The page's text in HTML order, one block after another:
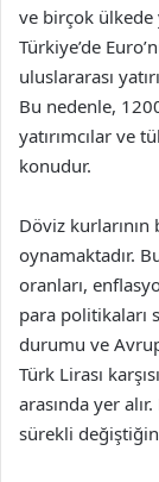
ve birçok ülkede
Türkiye’de
uluslararası
Bu nedenle,
yatırımcılar ve
konudur.
Döviz
oynamaktadır.
oranları,
para politikaları
durumu ve
Türk Lirası
arasında yer
sürekli